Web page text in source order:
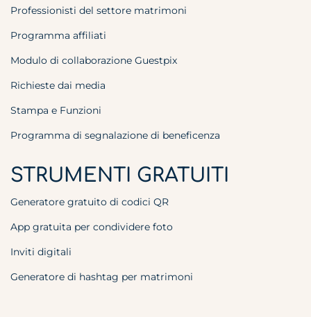
Professionisti del settore matrimoni
Programma affiliati
Modulo di collaborazione Guestpix
Richieste dai media
Stampa e Funzioni
Programma di segnalazione di beneficenza
STRUMENTI GRATUITI
Generatore gratuito di codici QR
App gratuita per condividere foto
Inviti digitali
Generatore di hashtag per matrimoni